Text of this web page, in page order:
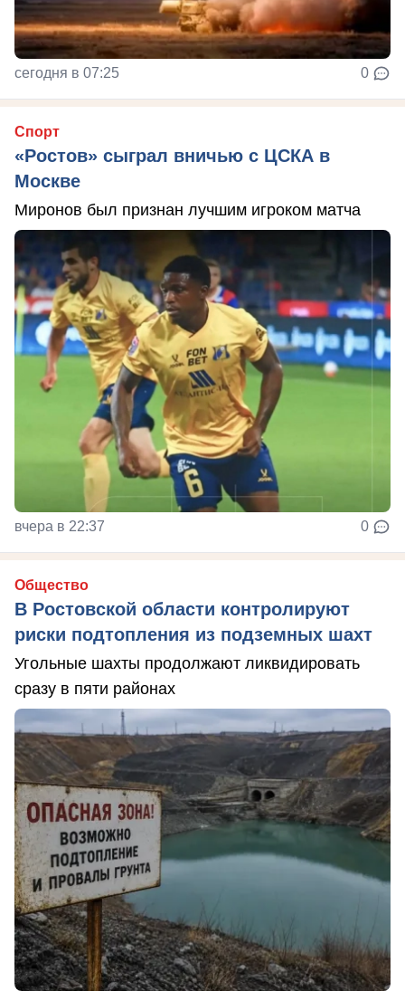
сегодня в 07:25 0
Спорт
«Ростов» сыграл вничью с ЦСКА в
Москве
Миронов был признан лучшим игроком матча
вчера в 22:37 0
Общество
В Ростовской области контролируют
риски подтопления из подземных шахт
Угольные шахты продолжают ликвидировать
сразу в пяти районах